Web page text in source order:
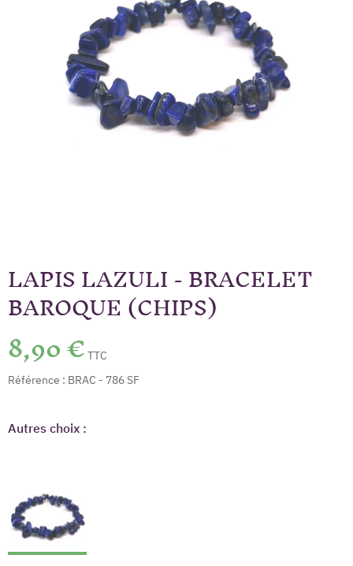
LAPIS LAZULI - BRACELET
BAROQUE (CHIPS)
8,90 € TTC
Référence : BRAC - 786 SF
Autres choix :